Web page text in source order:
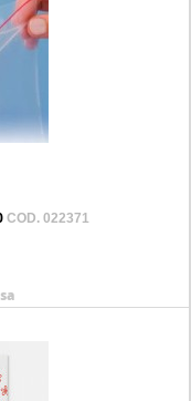
COD. 022371